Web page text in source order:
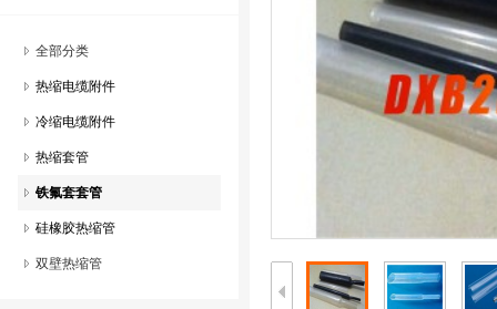
全部分类
热缩电缆附件
冷缩电缆附件
热缩套管
铁氟套套管
硅橡胶热缩管
双壁热缩管